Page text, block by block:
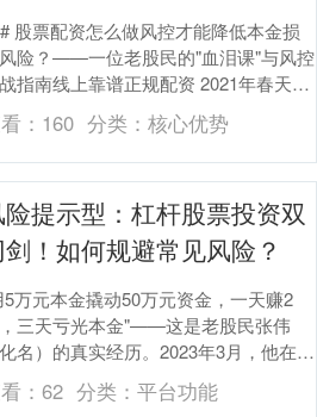
股票配资怎么做风控才能降低本金损
险？——一位老股民的"血泪课"与风控
指南线上靠谱正规配资 2021年春天，
张在朋友推荐下接触了股票配资。他拿
： 160 分类： 核心优势
险提示型：杠杆股票投资双
剑！如何规避常见风险？
5万元本金撬动50万元资金，一天赚2
三天亏光本金"——这是老股民张伟
化名）的真实经历。2023年3月，他在某
上股票配资平台以1:10杠杆操作短线线
：62 分类： 平台功能